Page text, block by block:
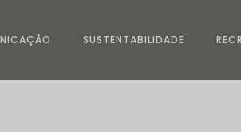
SUSTENTABILIDADE